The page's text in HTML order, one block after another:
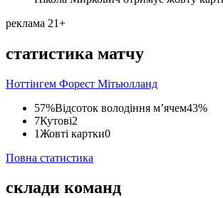
реклама 21+
статистика матчу
Ноттінгем Форест Мітьюлланд
57%Відсоток володіння м’ячем43%
7Кутові2
1Жовті картки0
Повна статистика
склади команд